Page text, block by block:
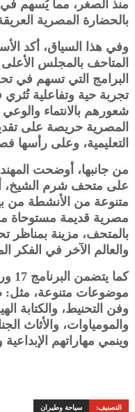
منذ الصغر، مما يُسهم في
بالحضارة المصرية
وفي هذا السياق، أكد
المتاحف بالمجلس
البرامج التي تسهم في
تجربة حية وتفاعلية
شعورهم بالانتماء
المصرية حريصة على
التعليمية، وعلى رأسها
من جانبها، أوضحت
على متحف شرم الشيخ،
متنوعة من الأنشطة من
مصرية قديمة مستوحاة
بالمتحف، مزينة بمناظر
والعالم الآخر في الفكر
موضوعات متنوعة، مثل:
وفن التحنيط، والكتابة
والمومياوات، والأثاث
وينمي مهاراتهم الإبداعية
التصنيف: سياحة وطيران